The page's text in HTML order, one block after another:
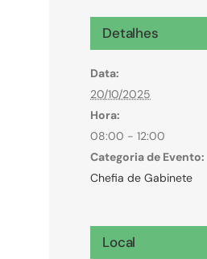
Microcrédito
Para MEI, microempresas
(feirantes e transportes)
Detalhes
Data:
20/10/2025
Hora:
08:00 - 12:00
Categoria de Evento:
Chefia de Gabinete
Local